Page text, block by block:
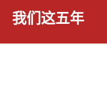
我们这五年